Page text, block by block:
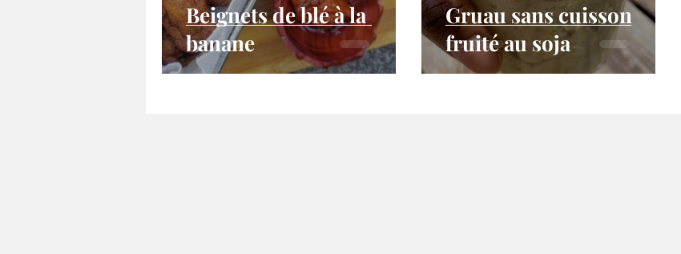
Beignets de blé à la
banane
Gruau sans cuisson
fruité au soja